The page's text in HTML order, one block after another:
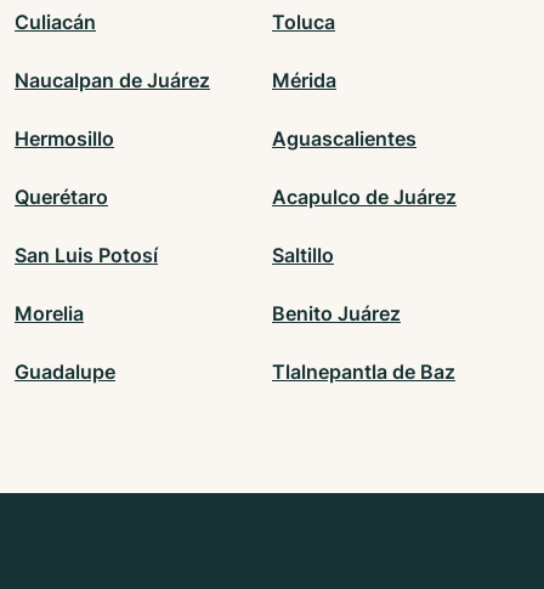
Culiacán Toluca
Naucalpan de Juárez Mérida
Hermosillo Aguascalientes
Querétaro Acapulco de Juárez
San Luis Potosí Saltillo
Morelia Benito Juárez
Guadalupe Tlalnepantla de Baz